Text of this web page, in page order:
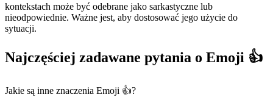
kontekstach może być odebrane jako sarkastyczne lub
nieodpowiednie. Ważne jest, aby dostosować jego użycie do
sytuacji.
Najczęściej zadawane pytania o Emoji 👍
Jakie są inne znaczenia Emoji 👍?